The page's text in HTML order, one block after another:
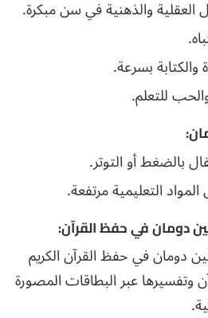
العقلية والذهنية في سن مبكرة.
والكتابة بسرعة.
للتعلم.
بالضغط أو التوتر.
التعليمية مرتفعة.
دومان في حفظ القرآن:
دومان في حفظ القرآن الكريم
وتفسيرها عبر البطاقات المصورة